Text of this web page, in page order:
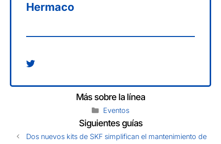
Hermaco
Categories
Eventos
Dos nuevos kits de SKF simplifican el mantenimiento de